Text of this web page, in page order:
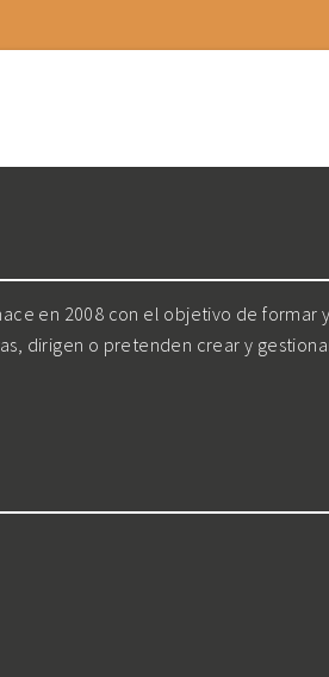
en 2008 con el objetivo de formar
dirigen o pretenden crear y